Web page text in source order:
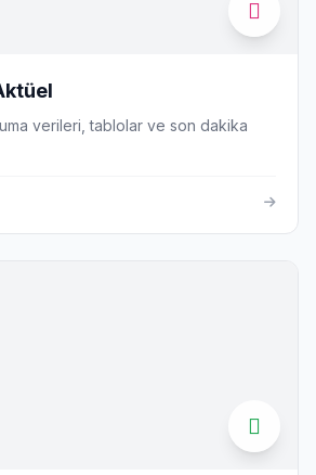
verileri, tablolar ve son dakika